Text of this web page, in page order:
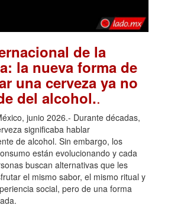
de la
la nueva forma de
una cerveza ya no
del alcohol..
junio 2026.- Durante décadas,
significaba hablar
de alcohol. Sin embargo, los
están evolucionando y cada
buscan alternativas que les
el mismo sabor, el mismo ritual y
social, pero de una forma